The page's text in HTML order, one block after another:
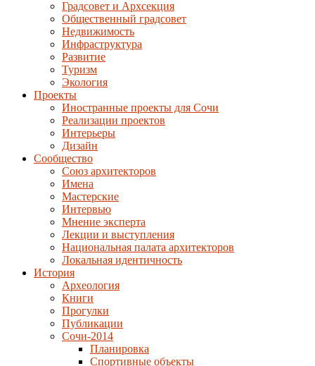
Градсовет и Архсекция
Общественный градсовет
Недвижимость
Инфраструктура
Развитие
Туризм
Экология
Проекты
Иностранные проекты для Сочи
Реализации проектов
Интерьеры
Дизайн
Сообщество
Союз архитекторов
Имена
Мастерские
Интервью
Мнение эксперта
Лекции и выступления
Национальная палата архитекторов
Локальная идентичность
История
Археология
Книги
Прогулки
Публикации
Сочи-2014
Планировка
Спортивные объекты